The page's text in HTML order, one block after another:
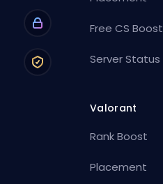
Free CS Boost
Server Status
Valorant
Rank Boost
Placement